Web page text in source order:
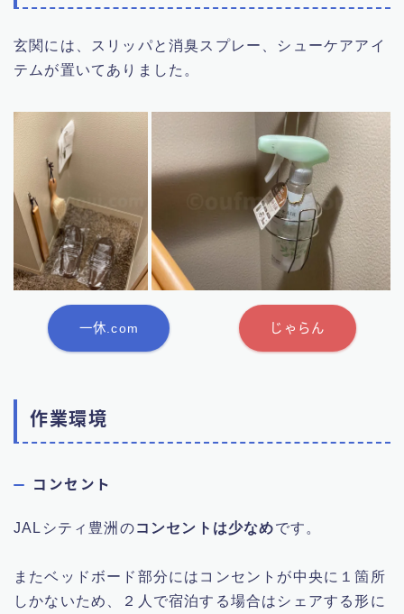
玄関には、スリッパと消臭スプレー、シューケアアイ
テムが置いてありました。
一休.com じゃらん
作業環境
コンセント
JALシティ豊洲のコンセントは少なめです。
またベッドボード部分にはコンセントが中央に１箇所
しかないため、２人で宿泊する場合はシェアする形に